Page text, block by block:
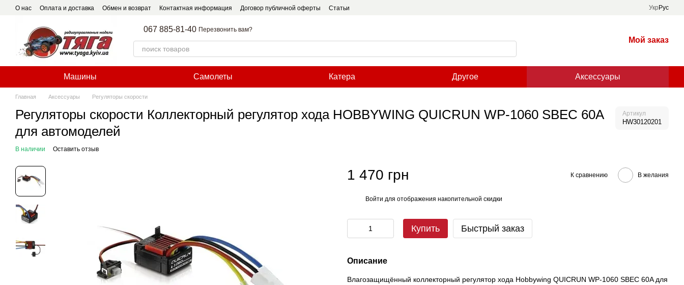
Перейти к основному контенту
О нас Оплата и доставка Обмен и возврат Контактная информация Договор публичной оферты Статьи Укр Рус
067 885-81-40 Перезвонить вам?
Мой заказ
Машины Самолеты Катера Другое Аксессуары
Главная Аксессуары Регуляторы скорости
Регуляторы скорости Коллекторный регулятор хода HOBBYWING QUICRUN WP-1060 SBEC 60A
для автомоделей
Артикул
HW30120201
В наличии Оставить отзыв
1 470 грн К сравнению В желания
Войти для отображения накопительной скидки
Купить Быстрый заказ
Описание
Влагозащищённый коллекторный регулятор хода Hobbywing QUICRUN WP-1060 SBEC 60A для